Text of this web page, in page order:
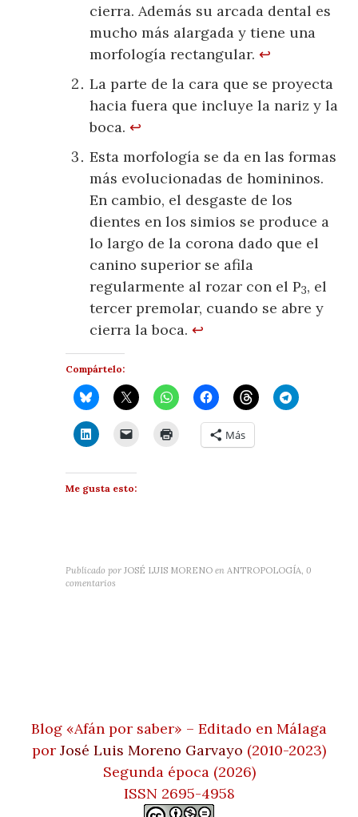
cierra. Además su arcada dental es
mucho más alargada y tiene una
morfología rectangular.↩
La parte de la cara que se proyecta
hacia fuera que incluye la nariz y la
boca.↩
Esta morfología se da en las formas
más evolucionadas de homininos.
En cambio, el desgaste de los
dientes en los simios se produce a
lo largo de la corona dado que el
canino superior se afila
regularmente al rozar con el P3, el
tercer premolar, cuando se abre y
cierra la boca.↩
Compártelo:
Más
Me gusta esto:
Publicado por JOSÉ LUIS MORENO en ANTROPOLOGÍA ,0
comentarios
Blog «Afán por saber» – Editado en Málaga
por José Luis Moreno Garvayo (2010-2023)
Segunda época (2026)
ISSN 2695-4958